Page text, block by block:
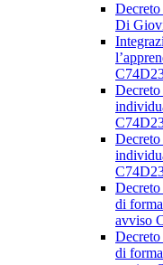
Di
di
avviso
di